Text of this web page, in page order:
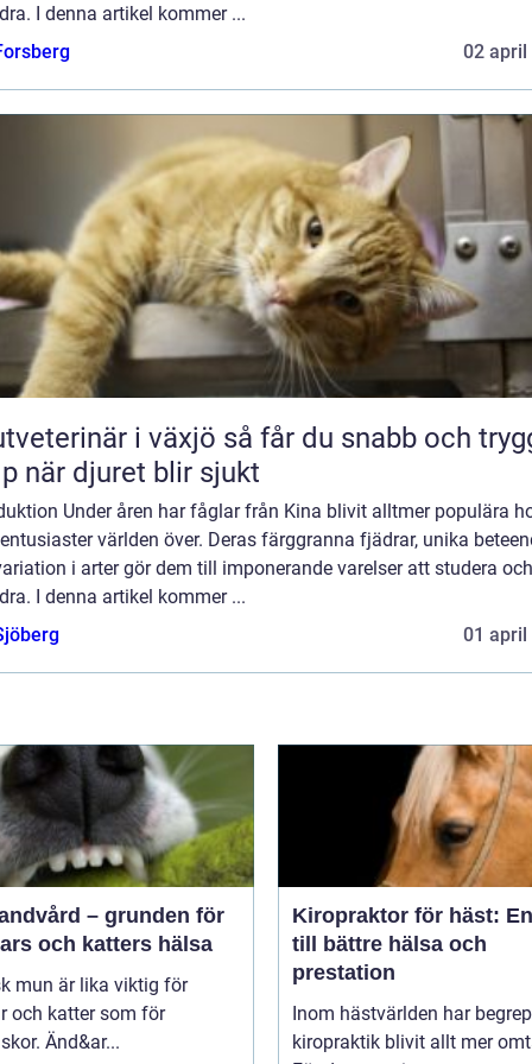
I denna artikel kommer ...
02 april
i växjö så får du snabb och trygg
när djuret blir sjukt
Under åren har fåglar från Kina blivit alltmer populära
världen över. Deras färggranna fjädrar, unika
i arter gör dem till imponerande varelser att studera och
I denna artikel kommer ...
01 april
– grunden för
och katters hälsa
mun är lika viktig för
och katter som för
Änd&ar...
Kiropraktor för häst:
till bättre hälsa och
prestation
Inom hästvärlden har
kiropraktik blivit allt mer